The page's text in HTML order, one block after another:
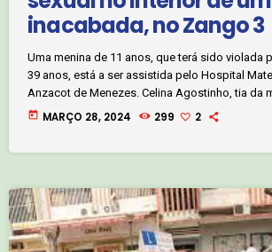
inacabada, no Zango 3
Uma menina de 11 anos, que terá sido violada
39 anos, está a ser assistida pelo Hospital
Anzacot de Menezes. Celina Agostinho, tia da
abuso teria ocorrido no interior de uma obra
today MARÇO 28, 2024 299 2